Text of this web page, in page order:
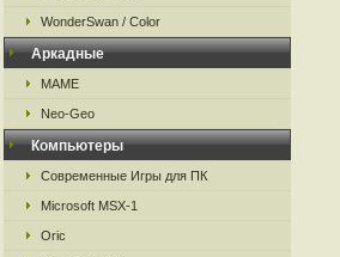
WonderSwan / Color
Аркадные
MAME
Neo-Geo
Компьютеры
Современные Игры для ПК
Microsoft MSX-1
Oric